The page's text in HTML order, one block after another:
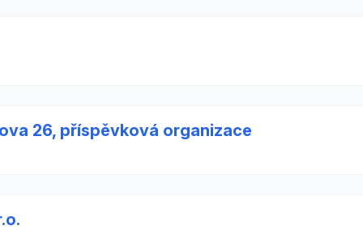
26, příspěvková organizace